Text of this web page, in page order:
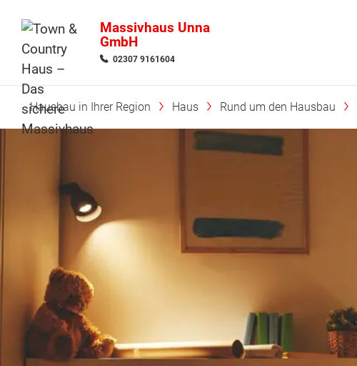
Massivhaus Unna
GmbH
02307 9161604
Hausbau in Ihrer Region Haus Rund um den Hausbau